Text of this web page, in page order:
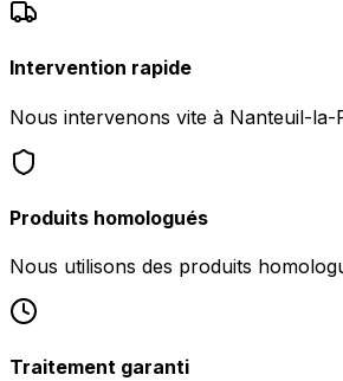
Intervention rapide
Nous intervenons vite à Nanteuil-
Produits homologués
Nous utilisons des produits
Traitement garanti